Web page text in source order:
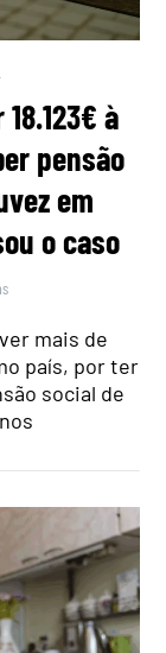
à
pensão
em
o caso
mais de
país, por ter
social de